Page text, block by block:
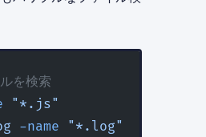
を検索
"*.js"
-name "*.log"